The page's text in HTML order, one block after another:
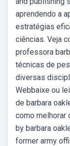
aprendendo a
estratégias
ciências. Veja
professora
técnicas de
diversas
Webbaixe ou
de barbara
como melhorar
by barbara
former army